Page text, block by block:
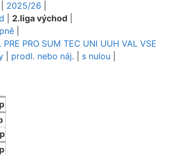
2025/26
2.liga východ
PRE PRO SUM TEC UNI UUH VAL VSE
prodl. nebo náj. s nulou